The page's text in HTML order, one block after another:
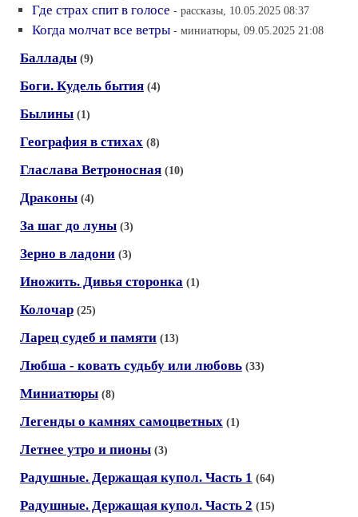
Где страх спит в голосе - рассказы, 10.05.2025 08:37
Когда молчат все ветры - миниатюры, 09.05.2025 21:08
Баллады (9)
Боги. Кудель бытия (4)
Былины (1)
География в стихах (8)
Гласлава Ветроносная (10)
Драконы (4)
За шаг до луны (3)
Зерно в ладони (3)
Иножить. Дивья сторонка (1)
Колочар (25)
Ларец судеб и памяти (13)
Любша - ковать судьбу или любовь (33)
Миниатюры (8)
Легенды о камнях самоцветных (1)
Летнее утро и пионы (3)
Радушные. Держащая купол. Часть 1 (64)
Радушные. Держащая купол. Часть 2 (15)